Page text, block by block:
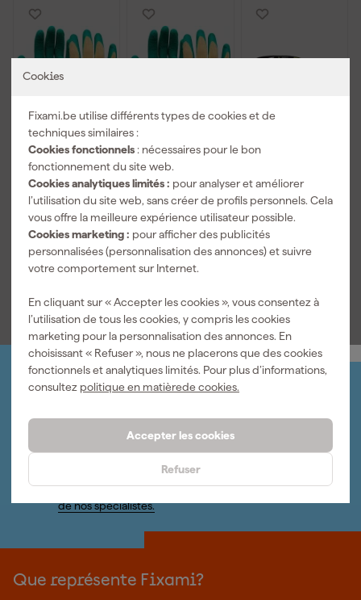
Cookies
Fixami.be utilise différents types de cookies et de
techniques similaires :
Cookies fonctionnels : nécessaires pour le bon
fonctionnement du site web.
Cookies analytiques limités : pour analyser et améliorer
l’utilisation du site web, sans créer de profils personnels. Cela
vous offre la meilleure expérience utilisateur possible.
Cookies marketing : pour afficher des publicités
personnalisées (personnalisation des annonces) et suivre
votre comportement sur Internet.
En cliquant sur « Accepter les cookies », vous consentez à
l’utilisation de tous les cookies, y compris les cookies
marketing pour la personnalisation des annonces. En
choisissant « Refuser », nous ne placerons que des cookies
fonctionnels et analytiques limités. Pour plus d’informations,
consultez politique en matièrede cookies.
Accepter les cookies
Refuser
Oxxa 11-540
Gants de
travail M-Grip
- Vert/Jaune -
8/M
Livré lundi
TTC
Oxxa 11-540
Gants de
travail M-Grip
- Vert/Jaune -
10/XL
Livré lundi
TTC
de sécurité
SecureFit -
antirayures -
verres bleus
miroités -
SF408AS-EU -
Livré lundi
Prix de référence 14,79
TTC
Organisez-le vous-même
factures.
Abonnez-vous à la newsletter hebdomadaire
Nous sommes heureux de vous aider
Nous nous ferons un plaisir de vous aider. Contactez l'un
de nos spécialistes.
Que représente Fixami?